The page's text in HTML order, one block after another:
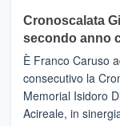
tra
sapori
vicoli
medievali
Mondello
(Palermo)
–
“E
adesso
Pasta
–
Cronoscalata
secondo anno
È Franco Caruso
consecutivo la
Memorial Isidoro
Acireale, in